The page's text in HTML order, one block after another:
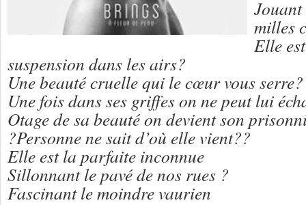
Jouant
milles
Elle
suspension dans les airs?
Une beauté cruelle qui le cœur vous serre?
Une fois dans ses griffes on ne peut lui
Otage de sa beauté on devient son
?Personne ne sait d’où elle vient??
Elle est la parfaite inconnue
Sillonnant le pavé de nos rues ?
Fascinant le moindre vaurien